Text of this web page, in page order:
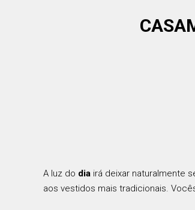
A luz do dia irá deixar naturalmente
aos vestidos mais tradicionais.